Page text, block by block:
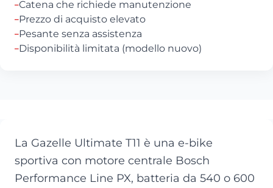
–Catena che richiede manutenzione
–Prezzo di acquisto elevato
–Pesante senza assistenza
–Disponibilità limitata (modello nuovo)
La Gazelle Ultimate T11 è una e-bike
sportiva con motore centrale Bosch
Performance Line PX, batteria da 540 o 600